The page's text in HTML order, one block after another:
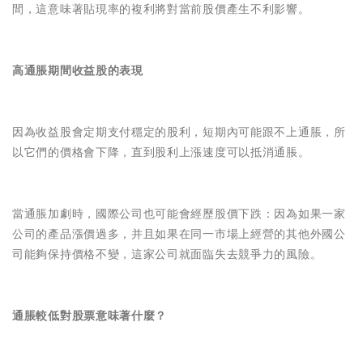
間，這意味著貼現率的複利將對當前股價產生不利影響。
高通脹期間收益股的表現
因為收益股會定期支付穩定的股利，短期內可能跟不上通脹，所
以它們的價格會下降，直到股利上漲速度可以抵消通脹。
當通脹加劇時，國際公司也可能會經歷股價下跌：因為如果一家
公司的產品漲價過多，并且如果在同一市場上經營的其他外國公
司能夠保持價格不變，這家公司就面臨失去競爭力的風險。
通脹較低對股票意味著什麼？